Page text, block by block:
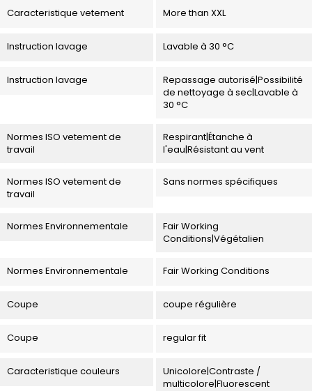
Caracteristique vetement More than XXL
Instruction lavage Lavable à 30 °C
Instruction lavage
Repassage autorisé|Possibilité
de nettoyage à sec|Lavable à
30 °C
Normes ISO vetement de
travail
Respirant|Étanche à
l'eau|Résistant au vent
Normes ISO vetement de
travail
Sans normes spécifiques
Normes Environnementale
Fair Working
Conditions|Végétalien
Normes Environnementale Fair Working Conditions
Coupe coupe régulière
Coupe regular fit
Caracteristique couleurs
Unicolore|Contraste /
multicolore|Fluorescent